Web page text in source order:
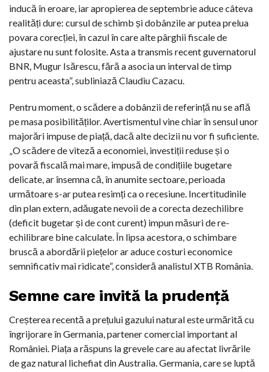
inducă în eroare, iar apropierea de septembrie aduce câteva
realități dure: cursul de schimb și dobânzile ar putea prelua
povara corecției, în cazul în care alte pârghii fiscale de
ajustare nu sunt folosite. Asta a transmis recent guvernatorul
BNR, Mugur Isărescu, fără a asocia un interval de timp
pentru aceasta”, subliniază Claudiu Cazacu.
Pentru moment, o scădere a dobânzii de referință nu se află
pe masa posibilităților. Avertismentul vine chiar în sensul unor
majorări impuse de piață, dacă alte decizii nu vor fi suficiente.
„O scădere de viteză a economiei, investiții reduse și o
povară fiscală mai mare, impusă de condițiile bugetare
delicate, ar însemna că, în anumite sectoare, perioada
următoare s-ar putea resimți ca o recesiune. Incertitudinile
din plan extern, adăugate nevoii de a corecta dezechilibre
(deficit bugetar și de cont curent) impun măsuri de re-
echilibrare bine calculate. În lipsa acestora, o schimbare
bruscă a abordării piețelor ar aduce costuri economice
semnificativ mai ridicate”, consideră analistul XTB România.
Semne care invită la prudență
Creșterea recentă a prețului gazului natural este urmărită cu
îngrijorare în Germania, partener comercial important al
României. Piața a răspuns la grevele care au afectat livrările
de gaz natural lichefiat din Australia. Germania, care se luptă